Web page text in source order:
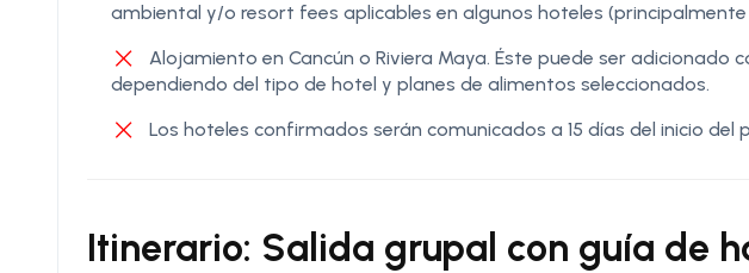
ambiental y/o resort fees aplicables en algunos hoteles (principalmente
Alojamiento en Cancún o Riviera Maya. Éste puede ser adicionado
dependiendo del tipo de hotel y planes de alimentos seleccionados.
Los hoteles confirmados serán comunicados a 15 días del inicio del
Itinerario: Salida grupal con guía de